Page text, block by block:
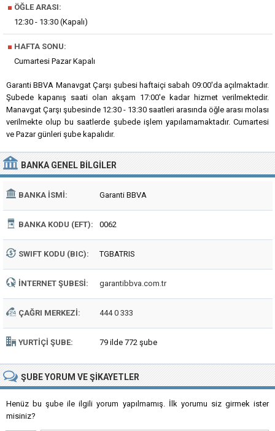
■ ÖĞLE ARASI:
12:30 - 13:30 (Kapalı)
■ HAFTA SONU:
Cumartesi Pazar Kapalı
Garanti BBVA Manavgat Çarşı şubesi haftaiçi sabah 09:00'da açılmaktadır.
Şubede kapanış saati olan akşam 17:00'e kadar hizmet verilmektedir.
Manavgat Çarşı şubesinde 12:30 - 13:30 saatleri arasında öğle arası molası
verilmekte olup bu saatlerde şubede işlem yapılamamaktadır. Cumartesi
ve Pazar günleri şube kapalıdır.
BANKA GENEL BILGILER
BANKA İSMI: Garanti BBVA
BANKA KODU (EFT): 0062
SWIFT KODU (BIC): TGBATRIS
İNTERNET ŞUBESI: garantibbva.com.tr
ÇAĞRI MERKEZI: 444 0 333
YURTIÇI ŞUBE: 79 ilde 772 şube
ŞUBEYORUM VE ŞIKAYETLER
Henüz bu şube ile ilgili yorum yapılmamış. İlk yorumu siz girmek ister
misiniz?